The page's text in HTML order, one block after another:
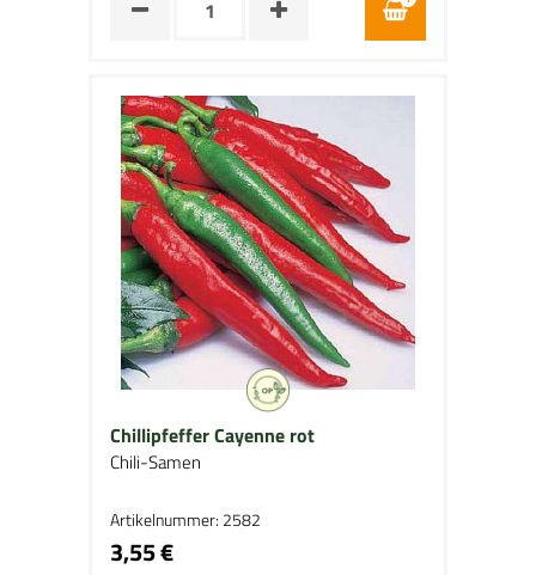
Chillipfeffer Cayenne rot
Chili-Samen
Artikelnummer: 2582
3,55 €